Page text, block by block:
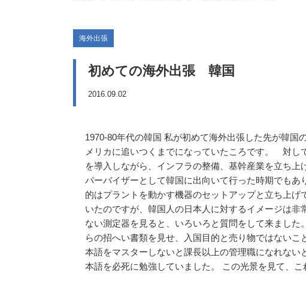
海外出張
初めての海外出張 韓国
2016.09.02
1970-80年代の韓国 私が初めて海外出張した先が韓
メリカに追いつくまでになっていたころです。 対し
を導入しながら、インフラの整備、基幹産業を立ち
パーバイザーとして韓国に出向いて行った時期でも
的はプラントを動かす機器のセットアップと立ち上
いたのですが、韓国人の日本人に対するイメージは
ない測定器を見ると、いろいろと質問をして来まし
らの招へい書類を見せ、入国目的と売り物ではない
本語をマスターしないと課長以上の管理職になれな
本語を必死に勉強していました。 この光景を見て、